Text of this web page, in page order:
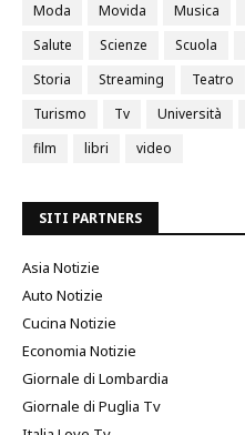
Moda
Movida Musica
Salute
Scienze Scuola
Storia
Streaming Teatro
Turismo
Tv Università
film
libri video
SITI PARTNERS
Asia Notizie
Auto Notizie
Cucina Notizie
Economia Notizie
Giornale di Lombardia
Giornale di Puglia Tv